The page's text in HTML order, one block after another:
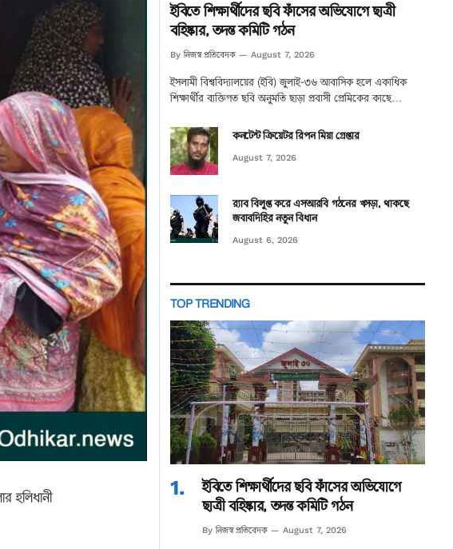
হলিধানী
ইবিতে শিক্ষার্থীদের ছবি ফাঁসের অভিযোগে ছাত্রী
বহিষ্কার, তদন্ত কমিটি গঠন
By নিজস্ব প্রতিবেদক August 7, 2026
ইসলামী বিশ্ববিদ্যালয়ের (ইবি) জুলাই-৩৬ আবাসিক হলে একাধিক
শিক্ষার্থীর ব্যক্তিগত ছবি অনুমতি ছাড়া প্রবাসী প্রেমিকের কাছে…
কনটেন্ট ক্রিয়েটর রিপন মিয়া গ্রেপ্তার
August 7, 2026
র‌্যাব বিলুপ্ত করে এসআরবি গঠনের খসড়া, থাকছে
জবাবদিহির নতুন বিধান
August 6, 2026
TOP TRENDING
ইবিতে শিক্ষার্থীদের ছবি ফাঁসের অভিযোগে
ছাত্রী বহিষ্কার, তদন্ত কমিটি গঠন
By নিজস্ব প্রতিবেদক August 7, 2026